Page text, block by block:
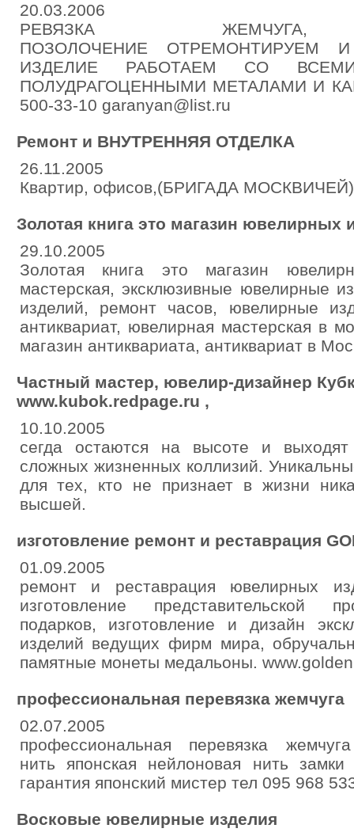
20.03.2006
РЕВЯЗКА ЖЕМЧУГА,
ПОЗОЛОЧЕНИЕ ОТРЕМОНТИРУЕМ
ИЗДЕЛИЕ РАБОТАЕМ СО
ПОЛУДРАГОЦЕННЫМИ МЕТАЛАМИ И
500-33-10 garanyan@list.ru
Ремонт и ВНУТРЕННЯЯ ОТДЕЛКА
26.11.2005
Квартир, офисов,(БРИГАДА МОСКВИЧЕЙ)
Золотая книга это магазин ювелирных
29.10.2005
Золотая книга это магазин
мастерская, эксклюзивные ювелирные
изделий, ремонт часов, ювелирные
антиквариат, ювелирная мастерская в
магазин антиквариата, антиквариат в
Частный мастер, ювелир-дизайнер
www.kubok.redpage.ru ,
10.10.2005
сегда остаются на высоте и
сложных жизненных коллизий.
для тех, кто не признает в жизни
высшей.
изготовление ремонт и реставрация
01.09.2005
ремонт и реставрация ювелирных
изготовление представительской
подарков, изготовление и дизайн
изделий ведущих фирм мира,
памятные монеты медальоны.
профессиональная перевязка жемчуга
02.07.2005
профессиональная перевязка
нить японская нейлоновая нить
гарантия японский мистер тел 095 968
Восковые ювелирные изделия